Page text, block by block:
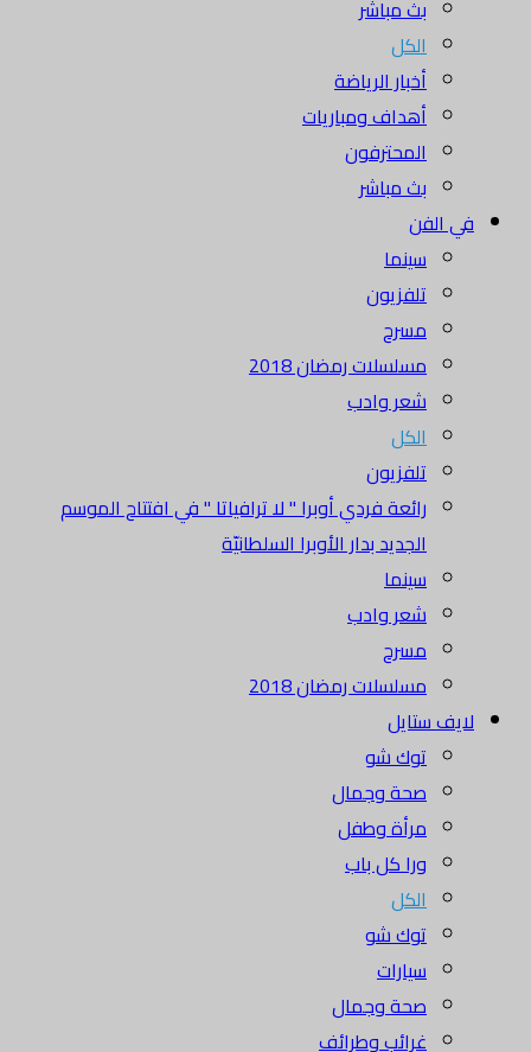
بث مباشر
الكل
أخبار الرياضة
أهداف ومباريات
المحترفون
بث مباشر
في الفن
سينما
تلفزيون
مسرح
مسلسلات رمضان 2018
شعر وادب
الكل
تلفزيون
رائعة فردي أوبرا " لا ترافياتا " في افتتاح الموسم
الجديد بدار الأوبرا السلطانيّة
سينما
شعر وادب
مسرح
مسلسلات رمضان 2018
لايف ستايل
توك شو
صحة وجمال
مرأة وطفل
ورا كل باب
الكل
توك شو
سيارات
صحة وجمال
غرائب وطرائف